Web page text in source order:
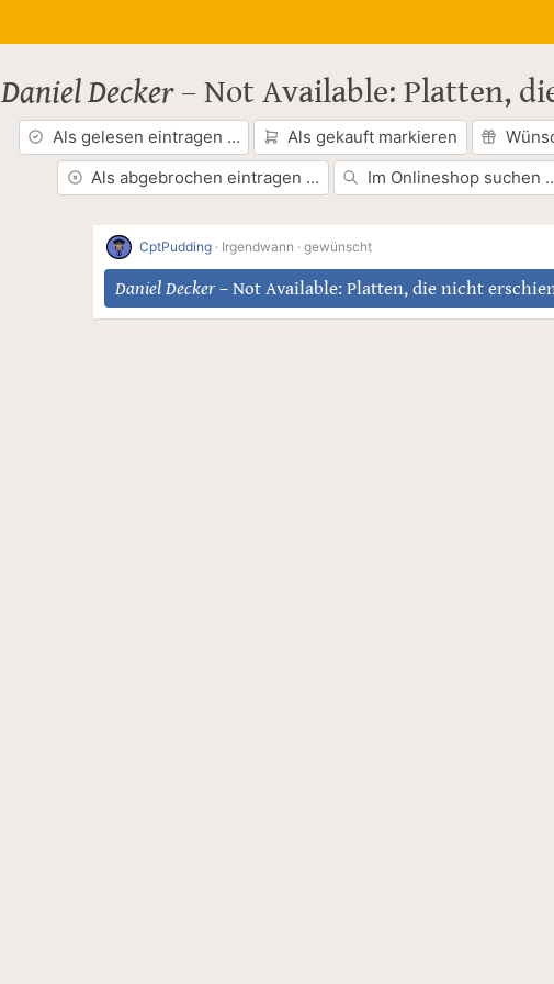
Daniel Decker– Not Available: Platten,
Als gelesen eintragen … Als gekauft markieren
Als abgebrochen eintragen …
Im Onlineshop suchen
CptPudding · Irgendwann · gewünscht
Daniel Decker– Not Available: Platten, die nicht